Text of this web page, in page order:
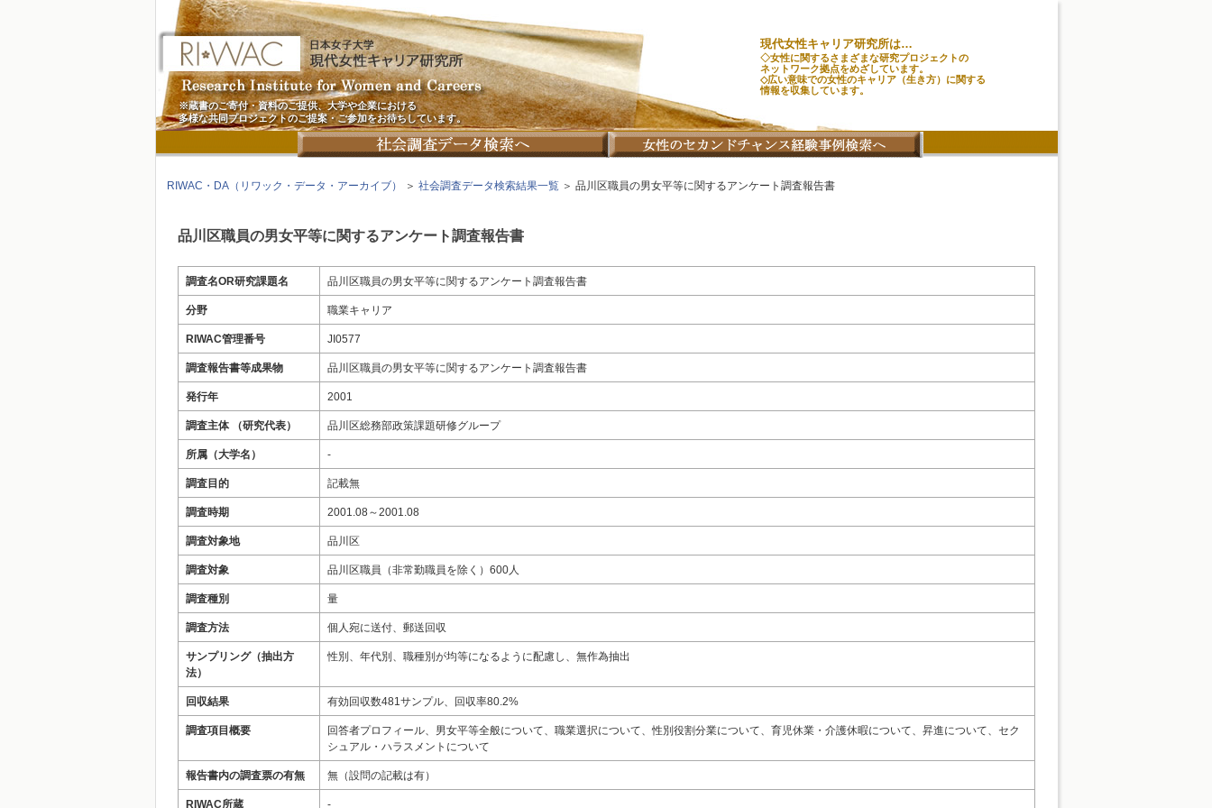
※蔵書のご寄付・資料のご提供、大学や企業における
多様な共同プロジェクトのご提案・ご参加をお待ちしています。
現代女性キャリア研究所は…
◇女性に関するさまざまな研究プロジェクトの
ネットワーク拠点をめざしています。
◇広い意味での女性のキャリア（生き方）に関する
情報を収集しています。
RIWAC・DA（リワック・データ・アーカイブ） ＞ 社会調査データ検索結果一覧＞ 品川区職員の男女平等に関するアンケート調査報告書
品川区職員の男女平等に関するアンケート調査報告書
調査名OR研究課題名 品川区職員の男女平等に関するアンケート調査報告書
分野 職業キャリア
RIWAC管理番号 JI0577
調査報告書等成果物 品川区職員の男女平等に関するアンケート調査報告書
発行年 2001
調査主体 （研究代表） 品川区総務部政策課題研修グループ
所属（大学名） -
調査目的 記載無
調査時期 2001.08～2001.08
調査対象地 品川区
調査対象 品川区職員（非常勤職員を除く）600人
調査種別 量
調査方法 個人宛に送付、郵送回収
サンプリング（抽出方
法）
性別、年代別、職種別が均等になるように配慮し、無作為抽出
回収結果 有効回収数481サンプル、回収率80.2%
調査項目概要
回答者プロフィール、男女平等全般について、職業選択について、性別役割分業について、育児休業・介護休暇について、昇進について、セク
シュアル・ハラスメントについて
報告書内の調査票の有無 無（設問の記載は有）
RIWAC所蔵 -